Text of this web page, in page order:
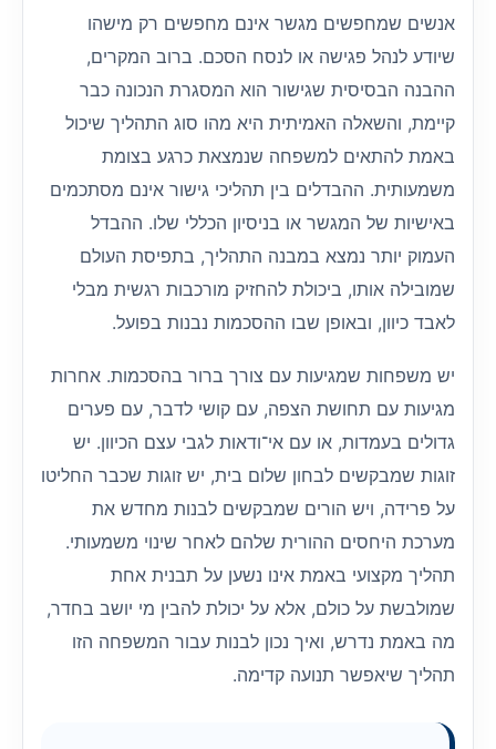
אנשים שמחפשים מגשר אינם מחפשים רק מישהו
שיודע לנהל פגישה או לנסח הסכם. ברוב המקרים,
ההבנה הבסיסית שגישור הוא המסגרת הנכונה כבר
קיימת, והשאלה האמיתית היא מהו סוג התהליך שיכול
באמת להתאים למשפחה שנמצאת כרגע בצומת
משמעותית. ההבדלים בין תהליכי גישור אינם מסתכמים
באישיות של המגשר או בניסיון הכללי שלו. ההבדל
העמוק יותר נמצא במבנה התהליך, בתפיסת העולם
שמובילה אותו, ביכולת להחזיק מורכבות רגשית מבלי
לאבד כיוון, ובאופן שבו ההסכמות נבנות בפועל.
יש משפחות שמגיעות עם צורך ברור בהסכמות. אחרות
מגיעות עם תחושת הצפה, עם קושי לדבר, עם פערים
גדולים בעמדות, או עם אי־ודאות לגבי עצם הכיוון. יש
זוגות שמבקשים לבחון שלום בית, יש זוגות שכבר החליטו
על פרידה, ויש הורים שמבקשים לבנות מחדש את
מערכת היחסים ההורית שלהם לאחר שינוי משמעותי.
תהליך מקצועי באמת אינו נשען על תבנית אחת
שמולבשת על כולם, אלא על יכולת להבין מי יושב בחדר,
מה באמת נדרש, ואיך נכון לבנות עבור המשפחה הזו
תהליך שיאפשר תנועה קדימה.